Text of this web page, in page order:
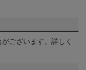
ございます。詳しく